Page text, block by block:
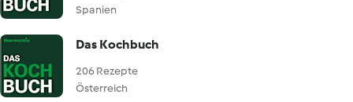
Spanien
Das Kochbuch
206 Rezepte
Österreich